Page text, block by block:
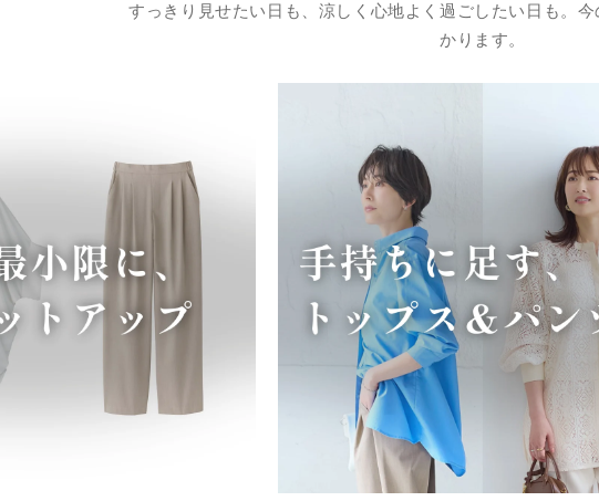
すっきり見せたい日も、涼しく心地よく過ごしたい日も。
かります。